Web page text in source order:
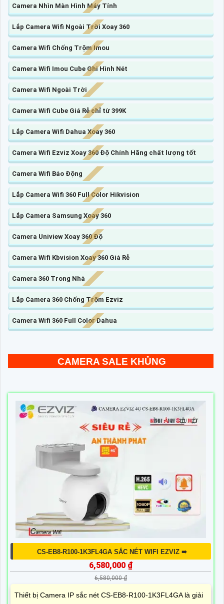
Camera Nhìn Màn Hình Máy Tính
Lắp Camera Wifi Ngoài Trời Xoay 360
Camera Wifi Chống Trộm Imou
Camera Wifi Imou Cube Ghi Hình Nét
Camera Wifi Ngoài Trời
Camera Wifi Cube Giá Rẻ chỉ từ 399K
Lắp Camera Wifi Dahua Xoay 360
Camera Wifi Ezviz Xoay 360 Độ Chính Hãng chất lượng tốt
Camera Wifi Báo Động
Lắp Camera Wifi 360 Full Color Hikvision
Lắp Camera Samsung Xoay 360
Camera Uniview Xoay 360 Độ
Camera Wifi Kbvision Xoay 360 Giá Rẻ
Camera 360 Trong Nhà
Lắp Camera 360 Chống Trộm Ezviz
Camera Wifi 360 Full Color Dahua
CAMERA SALE KHỦNG
CS-EB8-R100-1K3FL4GA SẮC NÉT WIFI EZVIZ ➠
6,580,000 ₫
6,580,000 ₫
Thiết bị Camera IP sắc nét CS-EB8-R100-1K3FL4GA là giải